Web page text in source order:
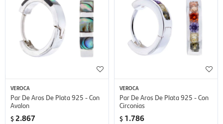
VEROCA
Par De Aros De Plata 925 - Con
Avalon
$ 2.867
VEROCA
Par De Aros De Plata 925 - Con
Circonias
$ 1.786